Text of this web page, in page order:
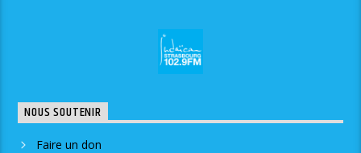
NOUS SOUTENIR
Faire un don